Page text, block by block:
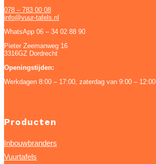
078 – 783 00 08
info@vuur-tafels.nl
WhatsApp 06 – 34 02 88 90
Pieter Zeemanweg 16
3316GZ Dordrecht
Openingstijden:
Werkdagen 8:00 – 17:00, zaterdag van 9:00 – 12:00
Producten
Inbouwbranders
Vuurtafels